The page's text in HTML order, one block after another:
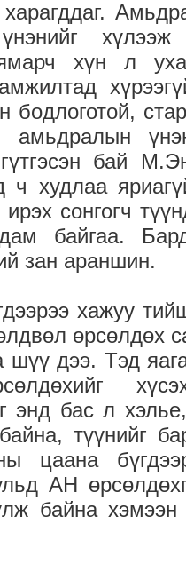
харагддаг.
хүн л
бодлоготой,
амьдралын
бай
ч худлаа
сонгогч
байгаа.
зан араншин.
хажуу
өрсөлдөх
шүү дээ. Тэд
энд бас л
түүнийг
цаана
АН
байна хэмээн